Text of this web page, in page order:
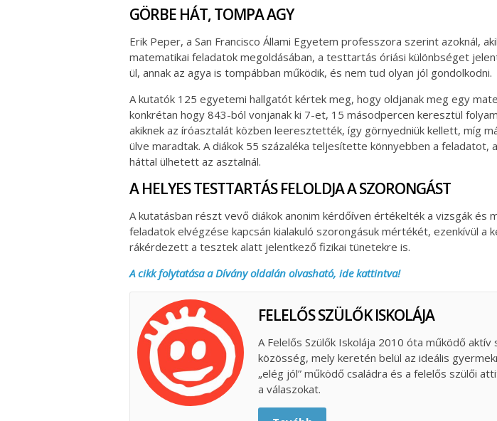
GÖRBE HÁT, TOMPA AGY
Erik Peper, a San Francisco Állami Egyetem professzora szerint azoknál,
matematikai feladatok megoldásában, a testtartás óriási különbséget
ül, annak az agya is tompábban működik, és nem tud olyan jól gondolkodni.
A kutatók 125 egyetemi hallgatót kértek meg, hogy oldjanak meg egy
konkrétan hogy 843-ból vonjanak ki 7-et, 15 másodpercen keresztül
akiknek az íróasztalát közben leeresztették, így görnyedniük kellett, míg
ülve maradtak. A diákok 55 százaléka teljesítette könnyebben a feladatot,
háttal ülhetett az asztalnál.
A HELYES TESTTARTÁS FELOLDJA A SZORONGÁST
A kutatásban részt vevő diákok anonim kérdőíven értékelték a vizsgák és
feladatok elvégzése kapcsán kialakuló szorongásuk mértékét, ezenkívül a
rákérdezett a tesztek alatt jelentkező fizikai tünetekre is.
A cikk folytatása a Dívány oldalán olvasható, ide kattintva!
FELELŐS SZÜLŐK ISKOLÁJA
A Felelős Szülők Iskolája 2010 óta működő aktív
közösség, mely keretén belül az ideális
„elég jól” működő családra és a felelős szülői
a válaszokat.